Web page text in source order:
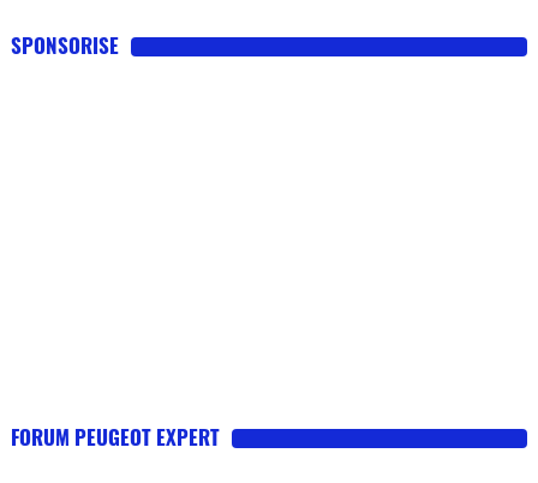
SPONSORISE
FORUM PEUGEOT EXPERT